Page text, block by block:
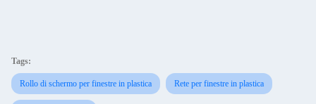
Tags:
Rollo di schermo per finestre in plastica Rete per finestre in plastica